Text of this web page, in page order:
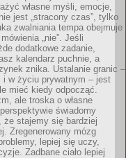
własne myśli, emocje,
jest „stracony czas”, tylko
zwalniania tempa obejmuje
„nie”. Jeśli
dodatkowe zadanie,
kalendarz puchnie, a
znika. Ustalanie granic –
i w życiu prywatnym – jest
mieć kiedy odpocząć.
ale troska o własne
świadomy
że stajemy się bardziej
Zregenerowany mózg
lepiej się uczy,
Zadbane ciało lepiej